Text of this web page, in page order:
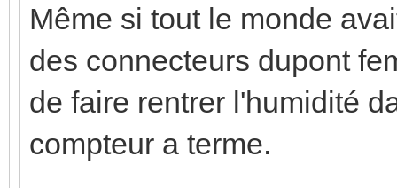
Même si tout le monde
des connecteurs dupont
de faire rentrer l'humidité
compteur a terme.